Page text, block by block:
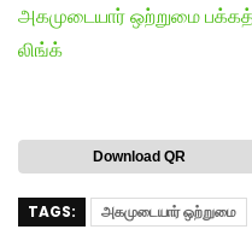
அகமுடையார் ஒற்றுமை
லிங்க்
Download QR
TAGS: அகமுடையார் ஒற்றுமை